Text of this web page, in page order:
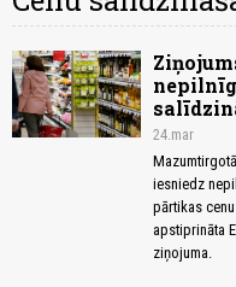
24.mar
iesniedz
pārtikas
apstiprināta
ziņojuma.